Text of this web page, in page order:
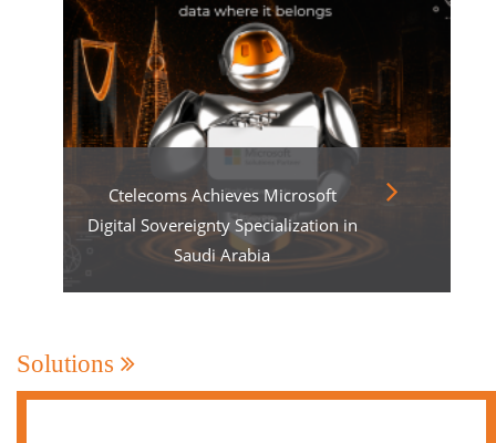
Ctelecoms Achieves Microsoft
Digital Sovereignty Specialization in
Saudi Arabia
Solutions